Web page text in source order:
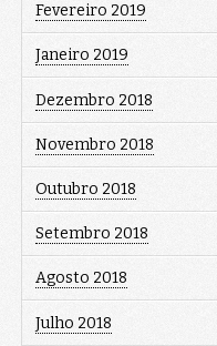
Fevereiro 2019
Janeiro 2019
Dezembro 2018
Novembro 2018
Outubro 2018
Setembro 2018
Agosto 2018
Julho 2018